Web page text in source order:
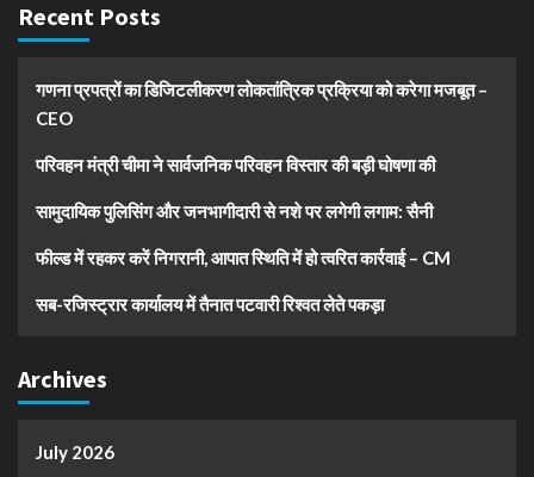
Recent Posts
गणना प्रपत्रों का डिजिटलीकरण लोकतांत्रिक प्रक्रिया को करेगा मजबूत –
CEO
परिवहन मंत्री चीमा ने सार्वजनिक परिवहन विस्तार की बड़ी घोषणा की
सामुदायिक पुलिसिंग और जनभागीदारी से नशे पर लगेगी लगाम: सैनी
फील्ड में रहकर करें निगरानी, आपात स्थिति में हो त्वरित कार्रवाई – CM
सब-रजिस्ट्रार कार्यालय में तैनात पटवारी रिश्वत लेते पकड़ा
Archives
July 2026